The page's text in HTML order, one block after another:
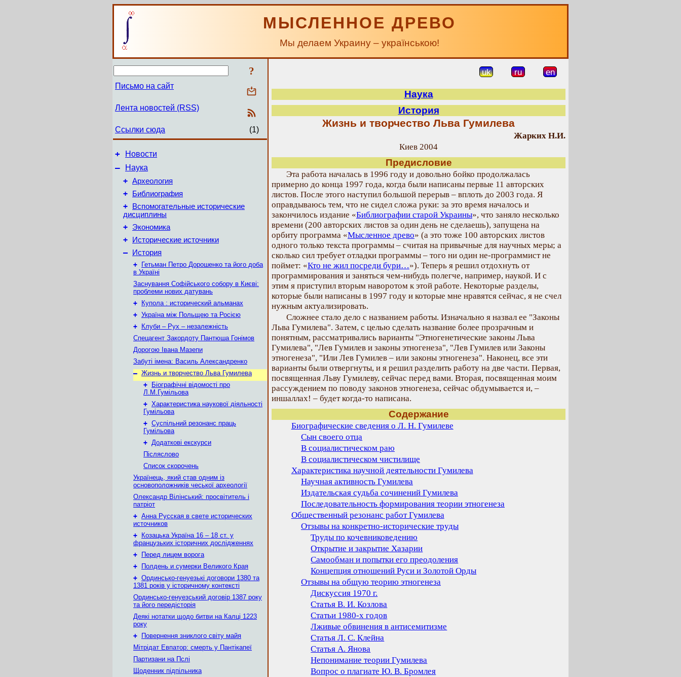
МЫСЛЕННОЕ ДРЕВО
Мы делаем Украину – українською!
?
Письмо на сайт
Лента новостей (RSS)
Ссылки сюда (1)
+ Новости
–
Наука
+ Археология
+ Библиография
+
Вспомогательные исторические
дисциплины
+ Экономика
+ Исторические источники
– История
+
Гетьман Петро Дорошенко та його доба
в Україні
Заснування Софійського собору в Києві:
проблеми нових датувань
+
Купола : исторический альманах
+ Україна між Польщею та Росією
+
Клуби – Рух – незалежність
Спецагент Закордоту Пантюша Гонімов
Дорогою Івана Мазепи
Забуті імена: Василь Александренко
– Жизнь и творчество Льва Гумилева
+
Біографічні відомості про
Л.М.Гумільова
+ Характеристика наукової діяльності
Гумільова
+ Суспільний резонанс праць
Гумільова
+ Додаткові екскурси
Післяслово
Список скорочень
Українець, який став одним із
основоположників чеської археології
Олександр Вілінський: просвітитель і
патріот
+ Анна Русская в свете исторических
источников
+
Козацька Україна 16 – 18 ст. у
французьких історичних дослідженнях
+
Перед лицем ворога
+
Полдень и сумерки Великого Края
+ Ординсько-генуезькі договори 1380 та
1381 років у історичному контексті
Ординсько-генуезський договір 1387 року
та його передісторія
Деякі нотатки щодо битви на Калці 1223
року
+
Повернення зниклого світу майя
Мітрідат Евпатор: смерть у Пантікапеї
Партизани на Пслі
Щоденник підпільника
uk ru en
Наука
История
Жизнь и творчество Льва Гумилева
Жарких Н.И.
Киев 2004
Предисловие
Эта работа началась в 1996 году и довольно бойко продолжалась
примерно до конца 1997 года, когда были написаны первые 11 авторских
листов. После этого наступил большой перерыв – вплоть до 2003 года. Я
оправдываюсь тем, что не сидел сложа руки: за это время началось и
закончилось издание «Библиографии старой Украины», что заняло несколько
времени (200 авторских листов за один день не сделаешь), запущена на
орбиту программа «Мысленное древо» (а это тоже 100 авторских листов
одного только текста программы – считая на привычные для научных меры; а
сколько сил требует отладки программы – того ни один не-программист не
поймет: «Кто не жил посреди бури…»). Теперь я решил отдохнуть от
программирования и заняться чем-нибудь полегче, например, наукой. И с
этим я приступил вторым наворотом к этой работе. Некоторые разделы,
которые были написаны в 1997 году и которые мне нравятся сейчас, я не счел
нужным актуализировать.
Сложнее стало дело с названием работы. Изначально я назвал ее "Законы
Льва Гумилева". Затем, с целью сделать название более прозрачным и
понятным, рассматривались варианты "Этногенетические законы Льва
Гумилева", "Лев Гумилев и законы этногенеза", "Лев Гумилев или Законы
этногенеза", "Или Лев Гумилев – или законы этногенеза". Наконец, все эти
варианты были отвергнуты, и я решил разделить работу на две части. Первая,
посвященная Льву Гумилеву, сейчас перед вами. Вторая, посвященная моим
рассуждением по поводу законов этногенеза, сейчас обдумывается и, –
иншаллах! – будет когда-то написана.
Содержание
Биографические сведения о Л. Н. Гумилеве
Сын своего отца
В социалистическом раю
В социалистическом чистилище
Характеристика научной деятельности Гумилева
Научная активность Гумилева
Издательская судьба сочинений Гумилева
Последовательность формирования теории этногенеза
Общественный резонанс работ Гумилева
Отзывы на конкретно-исторические труды
Труды по кочевниковедению
Открытие и закрытие Хазарии
Самообман и попытки его преодоления
Концепция отношений Руси и Золотой Орды
Отзывы на общую теорию этногенеза
Дискуссия 1970 г.
Статья В. И. Козлова
Статьи 1980-х годов
Лживые обвинения в антисемитизме
Статья Л. С. Клейна
Статья А. Янова
Непонимание теории Гумилева
Вопрос о плагиате Ю. В. Бромлея